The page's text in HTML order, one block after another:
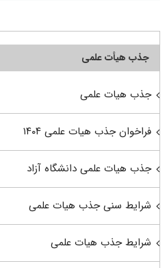
جذب هیأت علمی
جذب هیات علمی
فراخوان جذب هیات علمی ۱۴۰۴
جذب هیات علمی دانشگاه آزاد
شرایط سنی جذب هیات علمی
شرایط جذب هیات علمی